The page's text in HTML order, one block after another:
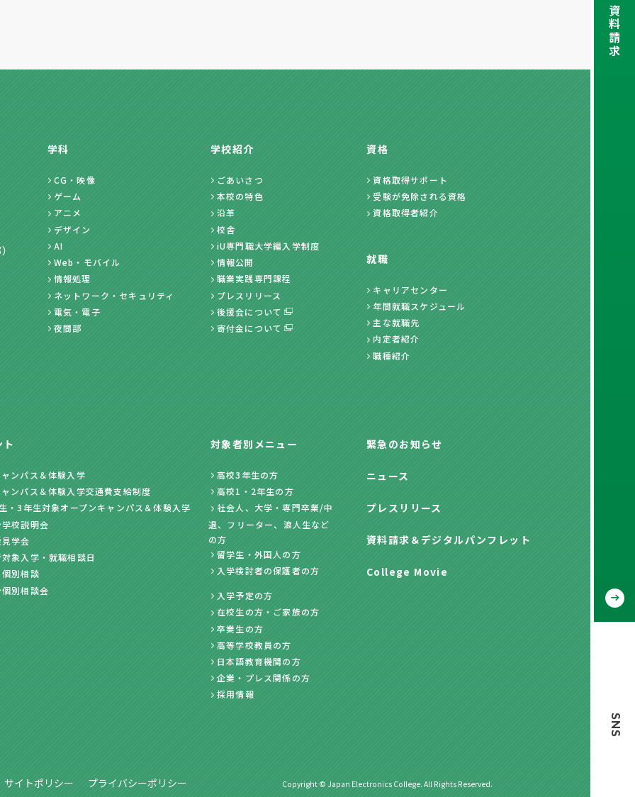
学科
CG・映像
ゲーム
アニメ
デザイン
AI
Web・モバイル
情報処理
ネットワーク・セキュリティ
電気・電子
夜間部
学校紹介
ごあいさつ
本校の特色
沿革
校舎
iU専門職大学編入学制度
情報公開
職業実践専門課程
プレスリリース
後援会について
寄付金について
資格
資格取得サポート
受験が免除される資格
資格取得者紹介
就職
キャリアセンター
年間就職スケジュール
主な就職先
内定者紹介
職種紹介
ンパス＆体験入学
ンパス＆体験入学交通費支給制度
・3年生対象オープンキャンパス＆体験入学
校説明会
学会
象入学・就職相談日
別相談
別相談会
対象者別メニュー
高校3年生の方
高校1・2年生の方
社会人、大学・専門卒業/中
退、フリーター、浪人生など
の方
留学生・外国人の方
入学検討者の保護者の方
入学予定の方
在校生の方・ご家族の方
卒業生の方
高等学校教員の方
日本語教育機関の方
企業・プレス関係の方
採用情報
緊急のお知らせ
ニュース
プレスリリース
資料請求 ＆デジタルパンフレット
College Movie
サイトポリシー プライバシーポリシー Copyright © Japan Electronics College. All Rights Reserved.
資
料
請
求
SNS